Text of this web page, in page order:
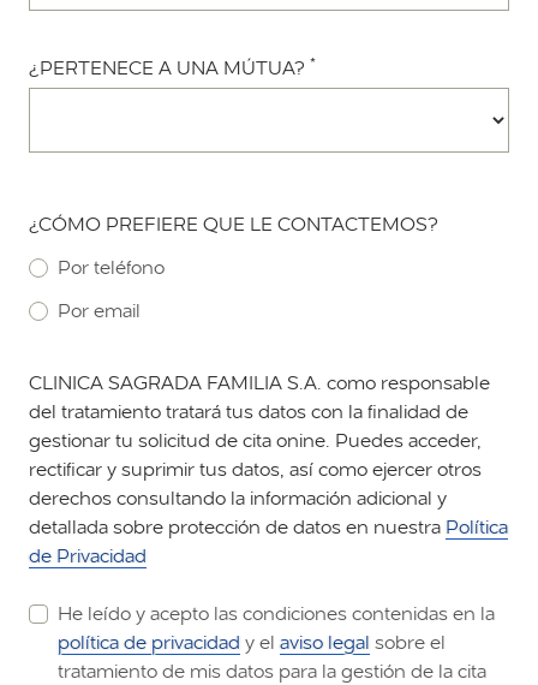
¿PERTENECE A UNA MÚTUA? *
¿CÓMO PREFIERE QUE LE CONTACTEMOS?
Por teléfono
Por email
CLINICA SAGRADA FAMILIA S.A. como responsable
del tratamiento tratará tus datos con la finalidad de
gestionar tu solicitud de cita onine. Puedes acceder,
rectificar y suprimir tus datos, así como ejercer otros
derechos consultando la información adicional y
detallada sobre protección de datos en nuestra Política
de Privacidad
He leído y acepto las condiciones contenidas en la
política de privacidad y el aviso legal sobre el
tratamiento de mis datos para la gestión de la cita